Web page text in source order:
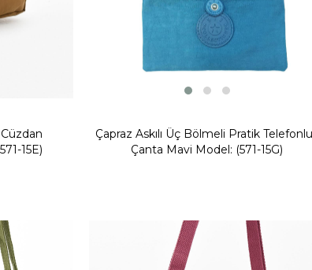
15E)
Çapraz Askılı Üç Bölmeli Pratik
Çanta Mavi Model: (571-15G)